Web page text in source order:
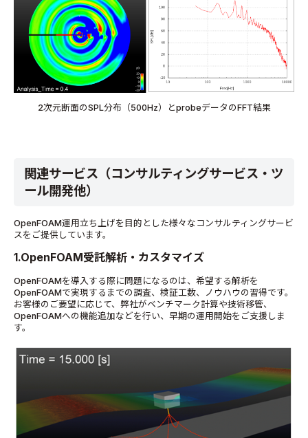
2次元断面のSPL分布（500Hz）とprobeデータのFFT結果
関連サービス（コンサルティングサービス・ツ
ール開発他）
OpenFOAM運用立ち上げを目的とした様々なコンサルティングサービ
スをご提供しています。
1.OpenFOAM受託解析・カスタマイズ
OpenFOAMを導入する際に問題になるのは、希望する解析を
OpenFOAMで実現するまでの調査、検証工数、ノウハウの習得です。
お客様のご要望に応じて、弊社がベンチマーク計算や技術移管、
OpenFOAMへの機能追加などを行い、早期の運用開始をご支援しま
す。